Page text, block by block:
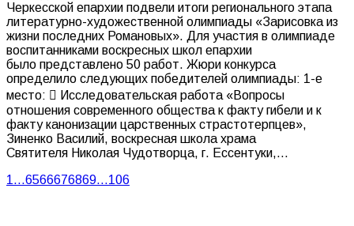
Черкесской епархии подвели итоги регионального этапа
литературно-художественной олимпиады «Зарисовка из
жизни последних Романовых». Для участия в олимпиаде
воспитанниками воскресных школ епархии
было представлено 50 работ. Жюри конкурса
определило следующих победителей олимпиады: 1-е
место:  Исследовательская работа «Вопросы
отношения современного общества к факту гибели и к
факту канонизации царственных страстотерпцев»,
Зиненко Василий, воскресная школа храма
Святителя Николая Чудотворца, г. Ессентуки,…
1…6566676869…106